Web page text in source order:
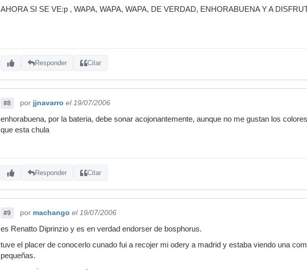
AHORA SI SE VE:p , WAPA, WAPA, WAPA, DE VERDAD, ENHORABUENA Y A
Responder Citar
#8 por jjnavarro el 19/07/2006
enhorabuena, por la bateria, debe sonar acojonantemente, aunque no me gustan los
que esta chula
Responder Citar
#9 por machango el 19/07/2006
es Renatto Diprinzio y es en verdad endorser de bosphorus.
tuve el placer de conocerlo cunado fui a recojer mi odery a madrid y estaba viendo una
pequeñas.